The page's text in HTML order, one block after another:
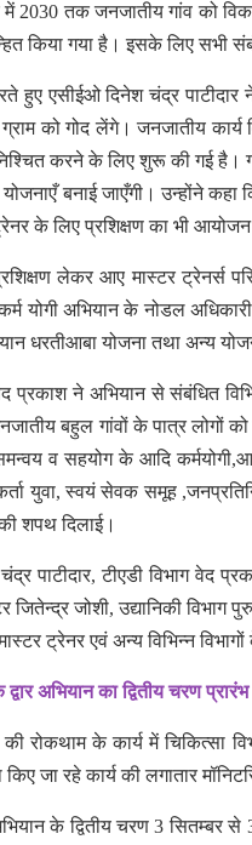
2030 तक जनजातीय गांव को
किया गया है। इसके लिए सभी
हुए एसीईओ दिनेश चंद्र
को गोद लेंगे। जनजातीय
करने के लिए शुरू की गई है।
बनाई जाएँगी। उन्होंने
के लिए प्रशिक्षण का भी
लेकर आए मास्टर ट्रेनर्स
योगी अभियान के नोडल
धरतीआबा योजना तथा अन्य
प्रकाश ने अभियान से संबंधित
बहुल गांवों के पात्र लोगों
समन्वय व सहयोग के आदि
युवा, स्वयं सेवक समूह
शपथ दिलाई।
पाटीदार, टीएडी विभाग वेद
जितेन्द्र जोशी, उद्यानिकी विभाग
ट्रेनर एवं अन्य विभिन्न
अभियान का द्वितीय चरण प्रारंभ
की रोकथाम के कार्य में चिकित्सा
किए जा रहे कार्य की लगातार
के द्वितीय चरण 3